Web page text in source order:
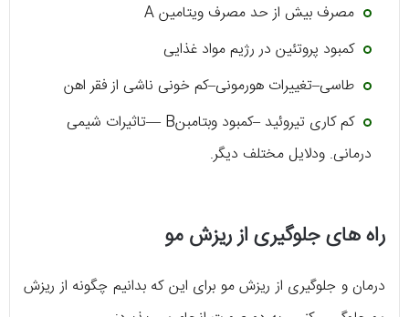
مصرف بیش از حد مصرف ویتامین A
کمبود پروتئین در رژیم مواد غذایی
طاسی–تغییرات هورمونی–کم خونی ناشی از فقر اهن
کم کاری تیروئید –کمبود وبتامبنB —تاثیرات شیمی
درمانی. ودلایل مختلف دیگر.
راه های جلوگیری از ریزش مو
درمان و جلوگیری از ریزش مو برای این که بدانیم چگونه از ریزش